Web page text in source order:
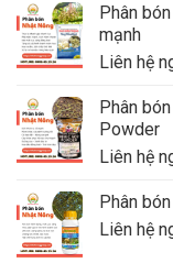
Phân
mạnh
Liên hệ
Phân
Powder
Liên hệ
Phân
Liên hệ